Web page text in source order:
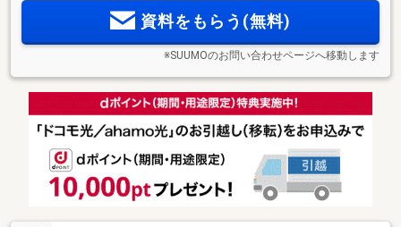
資料をもらう(無料)
※SUUMOのお問い合わせページへ移動します